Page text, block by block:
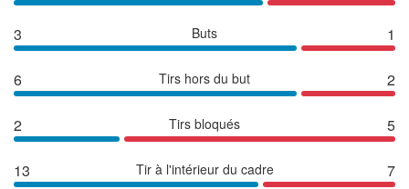
3 Buts 1
6 Tirs hors du but 2
2 Tirs bloqués 5
13 Tir à l'intérieur du cadre 7